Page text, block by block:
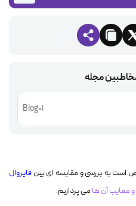
مجله
Blog01
است به بررسی و مقایسه ای بین فایروال
و معایب آن ها می پردازیم.